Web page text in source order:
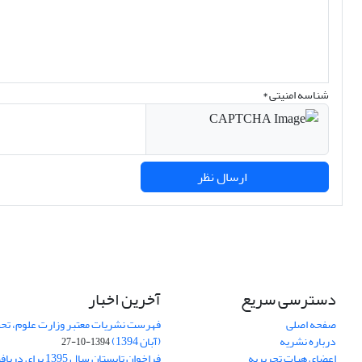
شناسه امنیتی *
دسترسی سریع
صفحه اصلی
درباره نشریه
آخرین اخبار
فهرست نشریات معتبر وزارت علوم،
(آبان 1394) 1394-10-27